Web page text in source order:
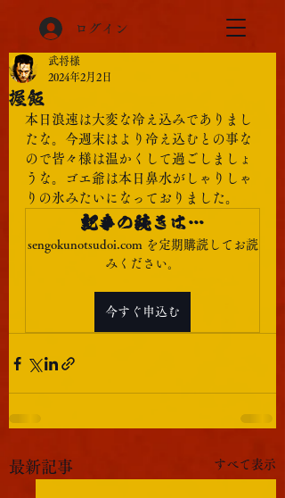
ログイン
握飯
武将様
2024年2月2日
本日浪速は大変な冷え込みでありまし
たな。今週末はより冷え込むとの事な
ので皆々様は温かくして過ごしましょ
うな。ゴエ爺は本日鼻水がしゃりしゃ
りの氷みたいになっておりました。
記事の続きは…
sengokunotsudoi.com を定期購読してお読
みください。
今すぐ申込む
最新記事 すべて表示